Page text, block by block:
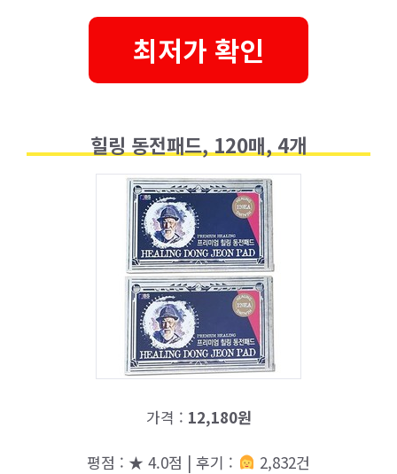
최저가 확인
힐링 동전패드, 120매, 4개
가격 : 12,180원
평점 : ★ 4.0점 | 후기 : 2,832건